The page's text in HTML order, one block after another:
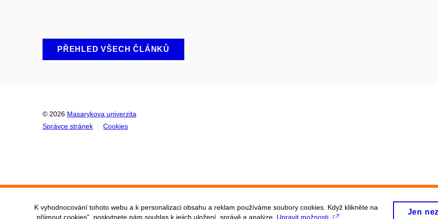
PŘEHLED VŠECH ČLÁNKŮ
© 2026 Masarykova univerzita
Správce stránek
Cookies
K vyhodnocování tohoto webu a k personalizaci obsahu a reklam používáme soubory cookies. Když klikněte na
„přijmout cookies", poskytnete nám souhlas k jejich uložení, správě a analýze. Upravit možnosti
Jen